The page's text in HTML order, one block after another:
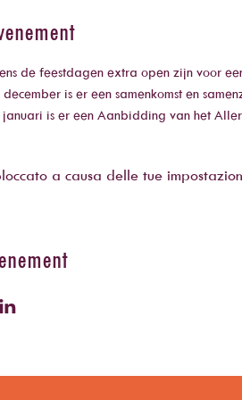
de feestdagen extra open zijn voor
is er een samenkomst en
is er een Aanbidding van het
a causa delle tue